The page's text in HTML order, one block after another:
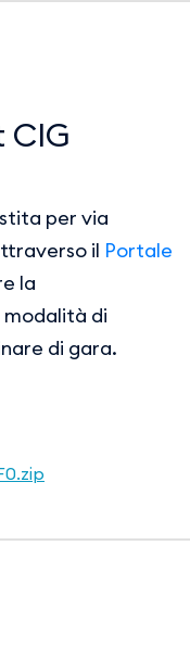
CIG
per via
il Portale
la
di
di gara.